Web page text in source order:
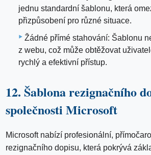
jednu standardní šablonu, která
přizpůsobení pro různé situace.
Žádné přímé stahování: Šablonu
z webu, což může obtěžovat
rychlý a efektivní přístup.
12. Šablona rezignačního
společnosti Microsoft
Microsoft nabízí profesionální,
rezignačního dopisu, která pokrývá